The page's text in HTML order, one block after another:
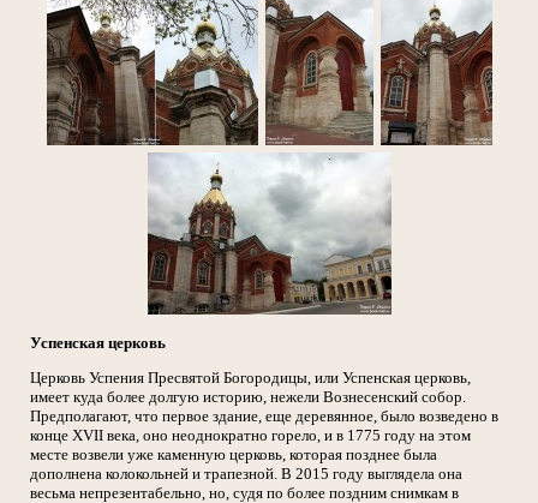
Успенская церковь
Церковь Успения Пресвятой Богородицы, или Успенская церковь,
имеет куда более долгую историю, нежели Вознесенский собор.
Предполагают, что первое здание, еще деревянное, было возведено в
конце XVII века, оно неоднократно горело, и в 1775 году на этом
месте возвели уже каменную церковь, которая позднее была
дополнена колокольней и трапезной. В 2015 году выглядела она
весьма непрезентабельно, но, судя по более поздним снимкам в